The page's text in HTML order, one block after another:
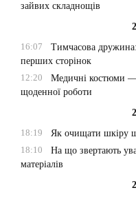
зайвих складнощів
16:07
Тимчасова
перших сторінок
12:20
Медичні костюми —
щоденної роботи
18:19
Як очищати шкіру
18:10
На що звертають
матеріалів